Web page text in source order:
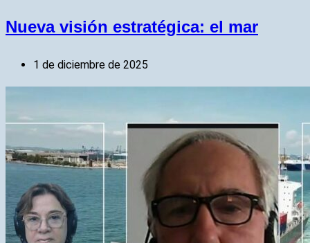
Nueva visión estratégica: el mar
1 de diciembre de 2025